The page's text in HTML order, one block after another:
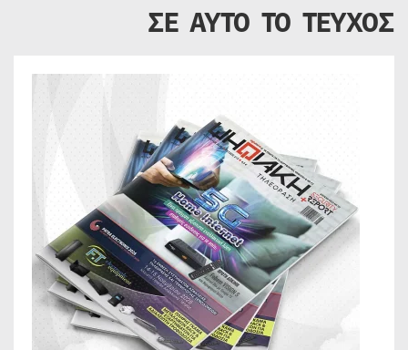
ΣΕ ΑΥΤΟ ΤΟ ΤΕΥΧΟΣ